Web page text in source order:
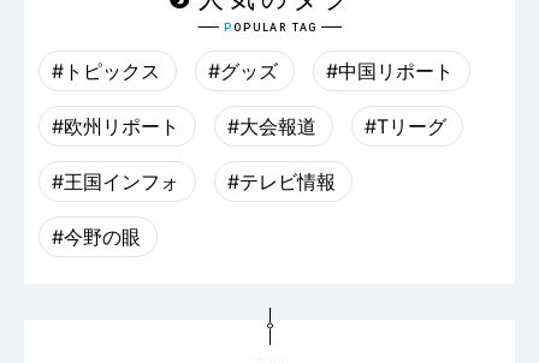
#トピックス #グッズ #中国リポート
#欧州リポート #大会報道 #Tリーグ
#王国インフォ #テレビ情報
#今野の眼